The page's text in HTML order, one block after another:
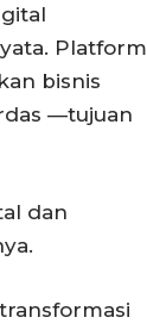
Platform
bisnis
—tujuan
dan